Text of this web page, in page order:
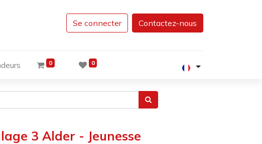
Se connecter Contactez-nous
0 0
3 Alder - Jeunesse